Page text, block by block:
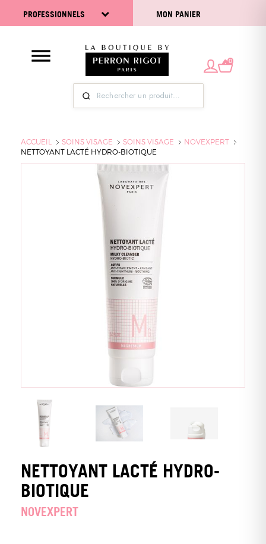
PROFESSIONNELS MON PANIER
0
ACCUEIL SOINS VISAGE SOINS VISAGE
NOVEXPERT
NETTOYANT LACTÉ HYDRO-BIOTIQUE
NETTOYANT LACTÉ HYDRO-
BIOTIQUE
NOVEXPERT